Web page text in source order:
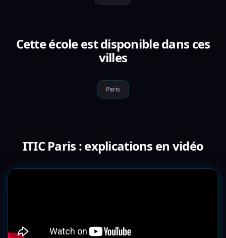
Cette école est disponible dans ces
villes
Paris
ITIC Paris : explications en vidéo